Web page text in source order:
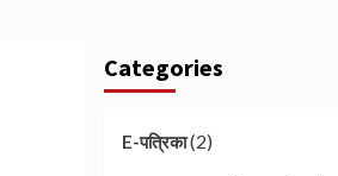
Categories
E-पत्रिका(2)